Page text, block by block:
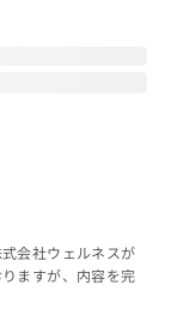
会社ウェルネスが
ますが、内容を完